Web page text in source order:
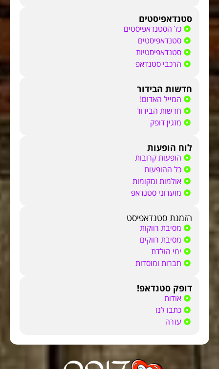
סטנדאפיסטים
כל הסטנדאפיסטים
סטנדאפיסטים
סטנדאפיסטיות
הרכבי סטנדאפ
חדשות הבידור
המייל האדום!
חדשות הבידור
מזגין דופק
לוח הופעות
הופעות קרובות
כל ההופעות
אולמות ומקומות
מועדוני סטנדאפ
הזמנת סטנדאפיסט
מסיבת רווקות
מסיבת רווקים
ימי הולדת
חברות ומוסדות
דופק סטנדאפ!
אודות
כתבו לנו
עזרה